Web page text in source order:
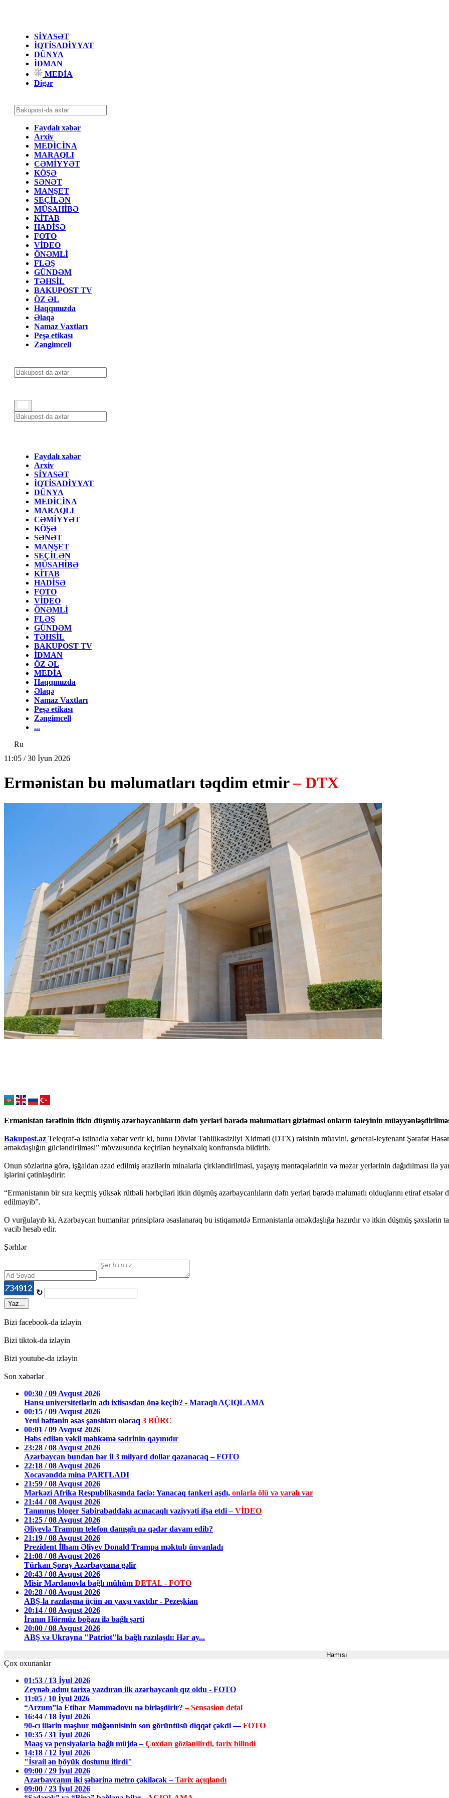
SİYASƏT
İQTİSADİYYAT
DÜNYA
İDMAN
MEDİA
Digər
Faydalı xəbər
Arxiv
MEDİCİNA
MARAQLI
CƏMİYYƏT
KÖŞƏ
SƏNƏT
MANŞET
SEÇİLƏN
MÜSAHİBƏ
KİTAB
HADİSƏ
FOTO
VİDEO
ÖNƏMLİ
FLƏŞ
GÜNDƏM
TƏHSİL
BAKUPOST TV
ÖZ ƏL
Haqqımızda
Əlaqə
Namaz Vaxtları
Peşə etikası
Zəngimcell
Faydalı xəbər
Arxiv
SİYASƏT
İQTİSADİYYAT
DÜNYA
MEDİCİNA
MARAQLI
CƏMİYYƏT
KÖŞƏ
SƏNƏT
MANŞET
SEÇİLƏN
MÜSAHİBƏ
KİTAB
HADİSƏ
FOTO
VİDEO
ÖNƏMLİ
FLƏŞ
GÜNDƏM
TƏHSİL
BAKUPOST TV
İDMAN
ÖZ ƏL
MEDİA
Haqqımızda
Əlaqə
Namaz Vaxtları
Peşə etikası
Zəngimcell
...
Ru
11:05 / 30 İyun 2026
Ermənistan bu məlumatları təqdim etmir– DTX
Ermənistan tərəfinin itkin düşmüş azərbaycanlıların dəfn yerləri barədə məlumatları gizlətməsi onların taleyinin
Bakupost.az Teleqraf-a istinadla xəbər verir ki, bunu Dövlət Təhlükəsizliyi Xidməti (DTX) rəisinin müavini, general-leytenant Şərafət
əməkdaşlığın gücləndirilməsi” mövzusunda keçirilən beynəlxalq konfransda bildirib.
Onun sözlərinə görə, işğaldan azad edilmiş ərazilərin minalarla çirkləndirilməsi, yaşayış məntəqələrinin və məzar yerlərinin dağıdılması ilə
işlərini çətinləşdirir:
“Ermənistanın bir sıra keçmiş yüksək rütbəli hərbçiləri itkin düşmüş azərbaycanlıların dəfn yerləri barədə məlumatlı olduqlarını etiraf
edilməyib”.
O vurğulayıb ki, Azərbaycan humanitar prinsiplərə əsaslanaraq bu istiqamətdə Ermənistanla əməkdaşlığa hazırdır və itkin düşmüş şəxslərin
vacib hesab edir.
Şərhlər
↻
Yaz...
Bizi facebook-da izləyin
Bizi tiktok-da izləyin
Bizi youtube-da izləyin
Son xəbərlər
00:30 / 09 Avqust 2026
Hansı universitetlərin adı ixtisasdan önə keçib? - Maraqlı AÇIQLAMA
00:15 / 09 Avqust 2026
Yeni həftənin əsas şanslıları olacaq 3 BÜRC
00:01 / 09 Avqust 2026
Həbs edilən vəkil məhkəmə sədrinin qayınıdır
23:28 / 08 Avqust 2026
Azərbaycan bundan hər il 3 milyard dollar qazanacaq – FOTO
22:18 / 08 Avqust 2026
Xocavənddə mina PARTLADI
21:59 / 08 Avqust 2026
Mərkəzi Afrika Respublikasında faciə: Yanacaq tankeri aşdı, onlarla ölü və yaralı var
21:44 / 08 Avqust 2026
Tanınmış bloger Sabirabaddakı acınacaqlı vəziyyəti ifşa etdi –VİDEO
21:25 / 08 Avqust 2026
Əliyevlə Trampın telefon danışığı nə qədər davam edib?
21:19 / 08 Avqust 2026
Prezident İlham Əliyev Donald Trampa məktub ünvanladı
21:08 / 08 Avqust 2026
Türkan Şoray Azərbaycana gəlir
20:43 / 08 Avqust 2026
Misir Mərdanovla bağlı mühüm DETAL - FOTO
20:28 / 08 Avqust 2026
ABŞ-la razılaşma üçün ən yaxşı vaxtdır - Pezeşkian
20:14 / 08 Avqust 2026
İranın Hörmüz boğazı ilə bağlı şərti
20:00 / 08 Avqust 2026
ABŞ və Ukrayna "Patriot"la bağlı razılaşdı: Hər ay...
Hamısı
Çox oxunanlar
01:53 / 13 İyul 2026
Zeynəb adını tarixə yazdıran ilk azərbaycanlı qız oldu - FOTO
11:05 / 10 İyul 2026
“Arzum”la Etibar Məmmədovu nə birləşdirir?– Sensasion detal
16:44 / 18 İyul 2026
90-cı illərin məşhur müğənnisinin son görüntüsü diqqət çəkdi —FOTO
10:35 / 31 İyul 2026
Maaş və pensiyalarla bağlı müjdə –Çoxdan gözlənilirdi, tarix bilindi
14:18 / 12 İyul 2026
"İsrail ən böyük dostunu itirdi"
09:00 / 29 İyul 2026
Azərbaycanın iki şəhərinə metro çəkiləcək –Tarix açıqlandı
09:00 / 23 İyul 2026